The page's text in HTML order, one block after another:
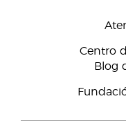
Centro
Blog